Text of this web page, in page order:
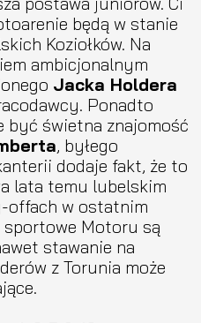
będą w stanie
Koziołków. Na
ambicjonalnym
Jacka Holdera
Ponadto
być świetna znajomość
, byłego
dodaje fakt, że to
lata temu lubelskim
offach w ostatnim
Motoru są
stawanie na
z Torunia może